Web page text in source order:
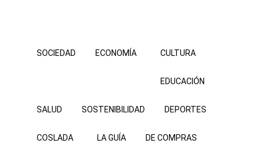
SOCIEDAD ECONOMÍA CULTURA
EDUCACIÓN
SALUD SOSTENIBILIDAD DEPORTES
COSLADA LA GUÍA DE COMPRAS